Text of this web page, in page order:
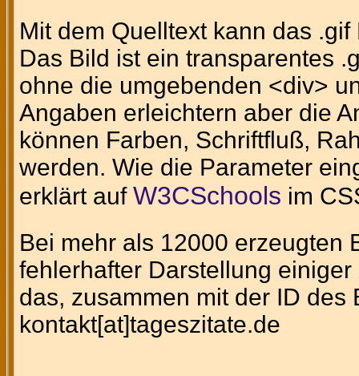
Mit dem Quelltext kann das
Das Bild ist ein transparentes
ohne die umgebenden <div>
Angaben erleichtern aber die
können Farben, Schriftfluß,
werden. Wie die Parameter
erklärt auf W3CSchools im
Bei mehr als 12000 erzeugten
fehlerhafter Darstellung
das, zusammen mit der ID
kontakt[at]tageszitate.de